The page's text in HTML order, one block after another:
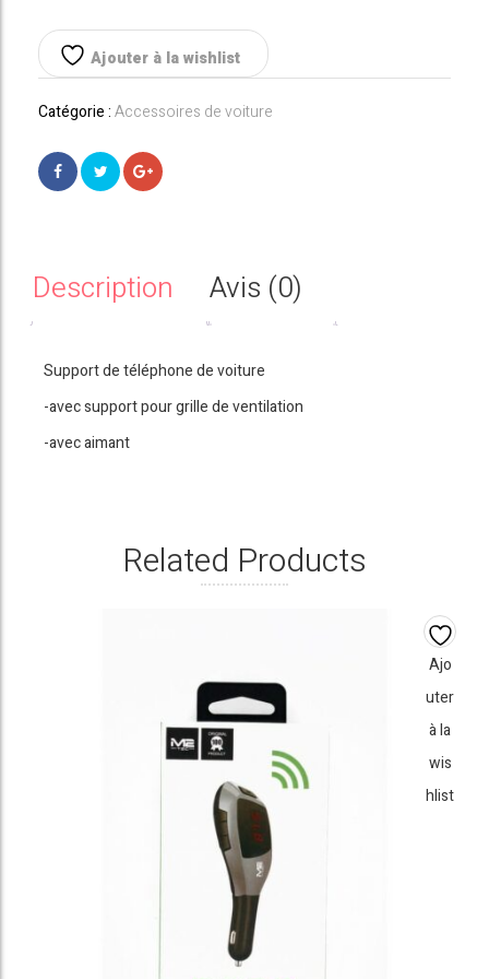
Ajouter à la wishlist
Catégorie :Accessoires de voiture
Description Avis (0)
Support de téléphone de voiture
-avec support pour grille de ventilation
-avec aimant
Related Products
Ajo
uter
à la
wis
hlist